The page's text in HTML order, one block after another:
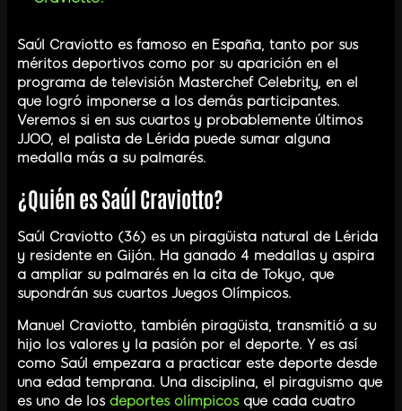
Saúl Craviotto es famoso en España, tanto por sus
méritos deportivos como por su aparición en el
programa de televisión Masterchef Celebrity, en el
que logró imponerse a los demás participantes.
Veremos si en sus cuartos y probablemente últimos
JJOO, el palista de Lérida puede sumar alguna
medalla más a su palmarés.
¿Quién es Saúl Craviotto?
Saúl Craviotto (36) es un piragüista natural de Lérida
y residente en Gijón. Ha ganado 4 medallas y aspira
a ampliar su palmarés en la cita de Tokyo, que
supondrán sus cuartos Juegos Olímpicos.
Manuel Craviotto, también piragüista, transmitió a su
hijo los valores y la pasión por el deporte. Y es así
como Saúl empezara a practicar este deporte desde
una edad temprana. Una disciplina, el piraguismo que
es uno de los deportes olímpicosque cada cuatro